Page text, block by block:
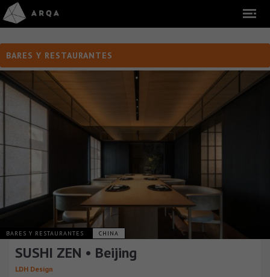
BARES Y RESTAURANTES
BARES Y RESTAURANTES CHINA
SUSHI ZEN • Beijing
LDH Design